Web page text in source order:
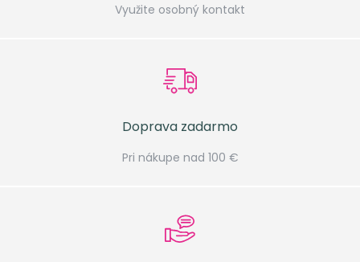
Využite osobný kontakt
Doprava zadarmo
Pri nákupe nad 100 €